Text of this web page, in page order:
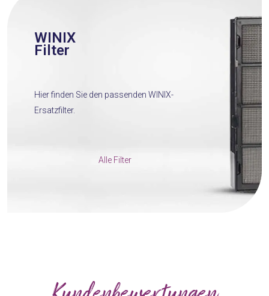
WINIX
Filter
Hier finden Sie den passenden WINIX-
Ersatzfilter.
Alle Filter